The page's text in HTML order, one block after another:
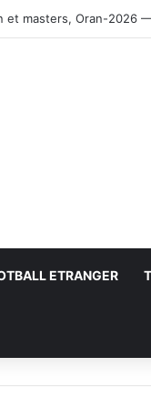
et masters, Oran-2026
ETRANGER